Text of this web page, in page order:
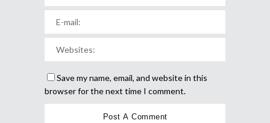
Save my name, email, and website in this
browser for the next time I comment.